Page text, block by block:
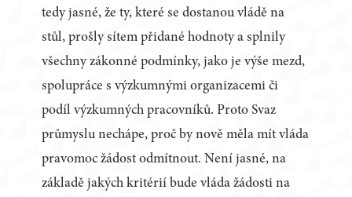
tedy jasné, že ty, které se dostanou vládě na
stůl, prošly sítem přidané hodnoty a splnily
všechny zákonné podmínky, jako je výše mezd,
spolupráce s výzkumnými organizacemi či
podíl výzkumných pracovníků. Proto Svaz
průmyslu nechápe, proč by nově měla mít vláda
pravomoc žádost odmítnout. Není jasné, na
základě jakých kritérií bude vláda žádosti na